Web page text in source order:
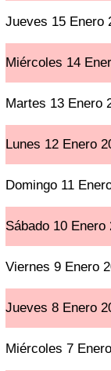
Jueves 15 Enero
Miércoles 14
Martes 13 Enero
Lunes 12 Enero
Domingo 11
Sábado 10 Enero
Viernes 9 Enero
Jueves 8 Enero
Miércoles 7